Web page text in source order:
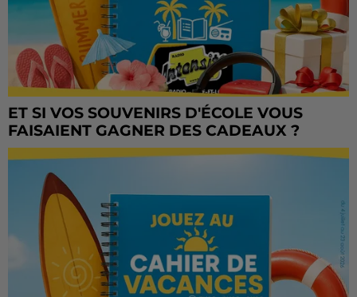
ET SI VOS SOUVENIRS D'ÉCOLE VOUS
FAISAIENT GAGNER DES CADEAUX ?